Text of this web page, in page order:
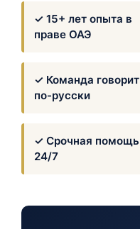
✓ 15+ лет опыта в
праве ОАЭ
✓ Команда говорит
по-русски
✓ Срочная помощь
24/7